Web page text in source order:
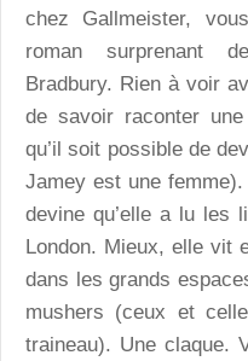
chez Gallmeister,
roman surprenant
Bradbury. Rien à voir
de savoir raconter
qu’il soit possible de
Jamey est une
devine qu’elle a lu les
London. Mieux, elle vit
dans les grands
mushers (ceux et
traineau). Une claque.